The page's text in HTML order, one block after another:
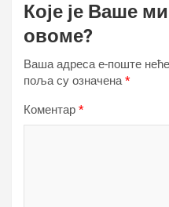
Које је Ваше
овоме?
Ваша адреса е-поште
поља су означена*
Коментар *